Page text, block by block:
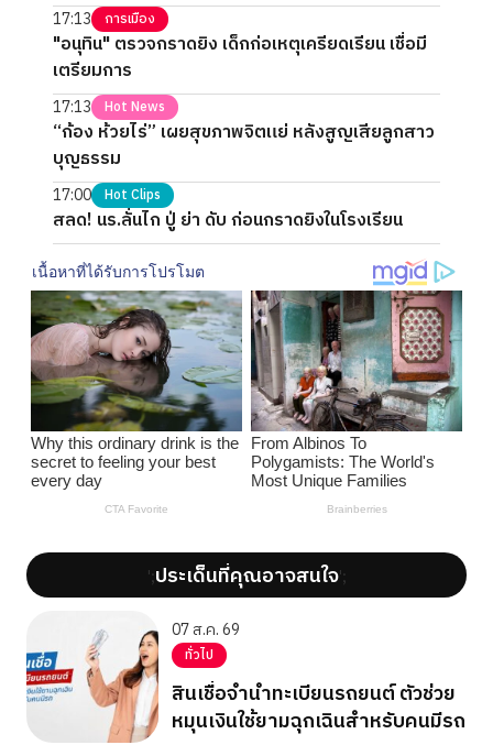
17:13 การเมือง
"อนุทิน" ตรวจกราดยิง เด็กก่อเหตุเครียดเรียน เชื่อมี
เตรียมการ
17:13 Hot News
“ก้อง ห้วยไร่” เผยสุขภาพจิตแย่ หลังสูญเสียลูกสาว
บุญธรรม
17:00 Hot Clips
สลด! นร.ลั่นไก ปู่ ย่า ดับ ก่อนกราดยิงในโรงเรียน
';ประเด็นที่คุณอาจสนใจ';
07 ส.ค. 69
ทั่วไป
สินเชื่อจำนำทะเบียนรถยนต์ ตัวช่วย
หมุนเงินใช้ยามฉุกเฉินสำหรับคนมีรถ